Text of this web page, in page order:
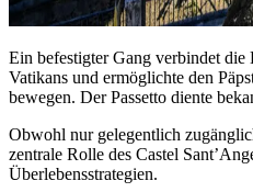
Ein befestigter Gang verbindet die
Vatikans und ermöglichte den
bewegen. Der Passetto diente
Obwohl nur gelegentlich
zentrale Rolle des Castel
Überlebensstrategien.